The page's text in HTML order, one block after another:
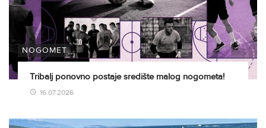
NOGOMET
Tribalj ponovno postaje središte malog nogometa!
16.07.2026